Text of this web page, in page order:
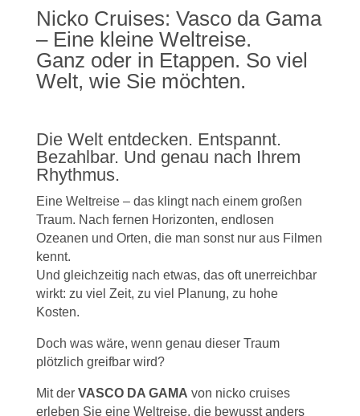
Nicko Cruises: Vasco da Gama
– Eine kleine Weltreise.
Ganz oder in Etappen. So viel
Welt, wie Sie möchten.
Die Welt entdecken. Entspannt.
Bezahlbar. Und genau nach Ihrem
Rhythmus.
Eine Weltreise – das klingt nach einem großen
Traum. Nach fernen Horizonten, endlosen
Ozeanen und Orten, die man sonst nur aus Filmen
kennt.
Und gleichzeitig nach etwas, das oft unerreichbar
wirkt: zu viel Zeit, zu viel Planung, zu hohe
Kosten.
Doch was wäre, wenn genau dieser Traum
plötzlich greifbar wird?
Mit der VASCO DA GAMA von nicko cruises
erleben Sie eine Weltreise, die bewusst anders